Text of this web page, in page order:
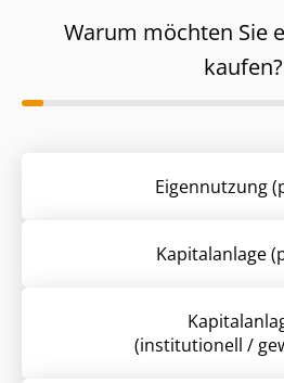
Warum möchten Sie
kaufen?
Eigennutzung
Kapitalanlage
(institutionell /